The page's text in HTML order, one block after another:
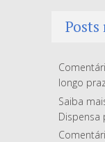
Posts
longo
Saiba
Dispensa